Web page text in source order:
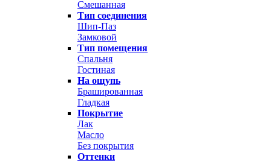
Смешанная
Тип соединения
Шип-Паз
Замковой
Тип помещения
Спальня
Гостиная
На ощупь
Брашированная
Гладкая
Покрытие
Лак
Масло
Без покрытия
Оттенки